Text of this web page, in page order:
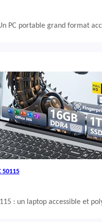
Un PC portable grand format
50115
: un laptop accessible